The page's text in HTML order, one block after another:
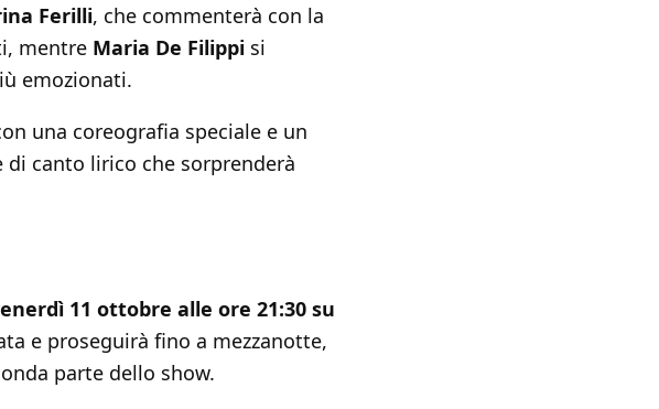
Ferilli, che commenterà con la
mentre Maria De Filippi si
emozionati.
una coreografia speciale e un
canto lirico che sorprenderà
11 ottobre alle ore 21:30 su
e proseguirà fino a mezzanotte,
parte dello show.